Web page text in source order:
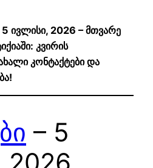
ივლისი, 2026 – მთვარე
კვირის
კონტაქტები და
– 5